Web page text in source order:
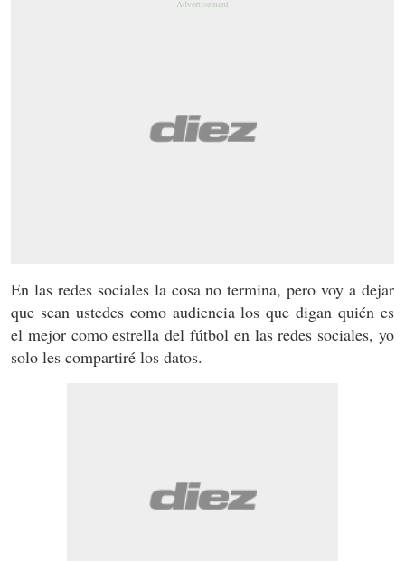
En las redes sociales la cosa no termina, pero voy a dejar
que sean ustedes como audiencia los que digan quién es
el mejor como estrella del fútbol en las redes sociales, yo
solo les compartiré los datos.